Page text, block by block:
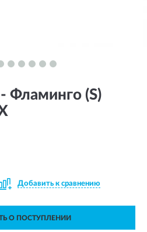
Фламинго (S)
Добавить к сравнению
О ПОСТУПЛЕНИИ